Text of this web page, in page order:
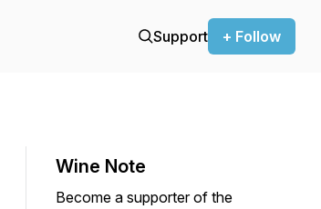
Support + Follow
Wine Note
Become a supporter of the